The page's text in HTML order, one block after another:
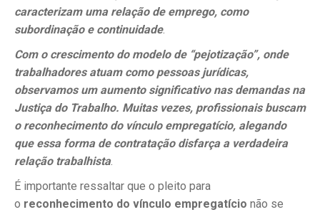
caracterizam uma relação de emprego, como
subordinação e continuidade.
Com o crescimento do modelo de “pejotização”, onde
trabalhadores atuam como pessoas jurídicas,
observamos um aumento significativo nas demandas na
Justiça do Trabalho. Muitas vezes, profissionais buscam
o reconhecimento do vínculo empregatício, alegando
que essa forma de contratação disfarça a verdadeira
relação trabalhista.
É importante ressaltar que o pleito para
o reconhecimento do vínculo empregatício não se